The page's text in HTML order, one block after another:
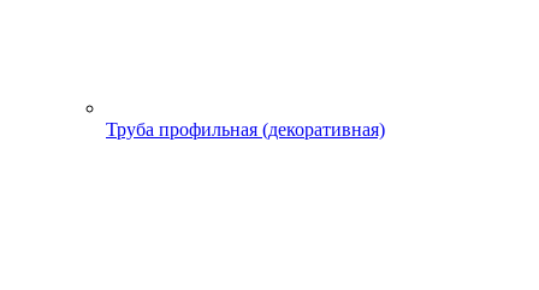
Труба профильная (декоративная)